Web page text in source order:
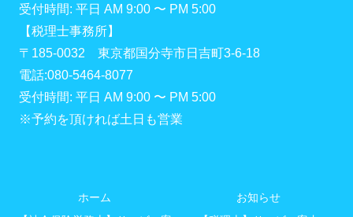
受付時間: 平日 AM 9:00 〜 PM 5:00
【税理士事務所】
〒185-0032 東京都国分寺市日吉町3-6-18
電話:080-5464-8077
受付時間: 平日 AM 9:00 〜 PM 5:00
※予約を頂ければ土日も営業
ホーム
お知らせ